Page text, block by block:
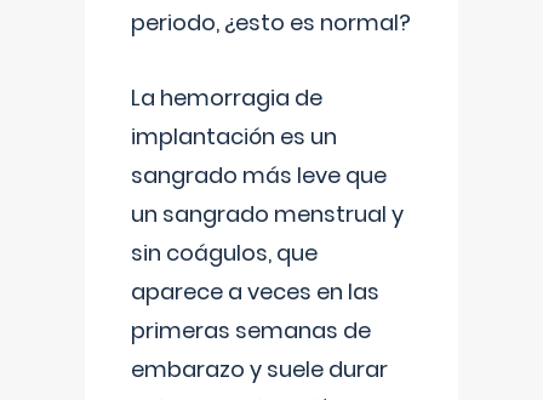
periodo, ¿esto es normal?
La hemorragia de
implantación es un
sangrado más leve que
un sangrado menstrual y
sin coágulos, que
aparece a veces en las
primeras semanas de
embarazo y suele durar